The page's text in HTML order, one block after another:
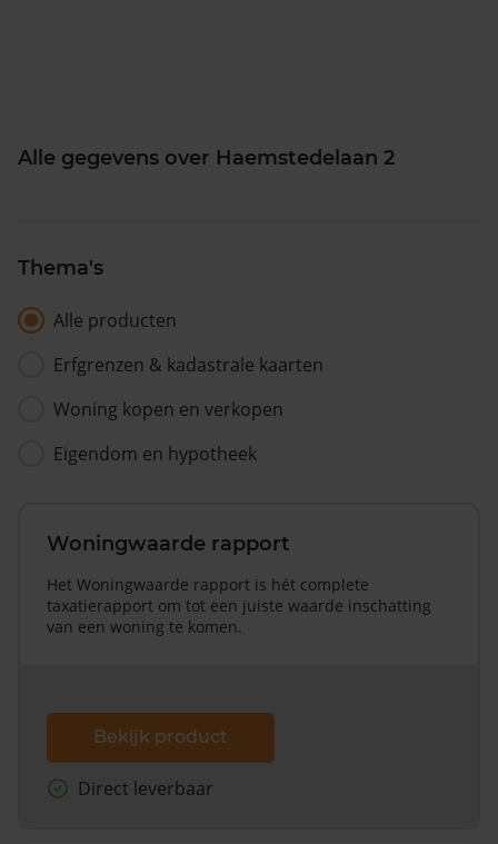
Alle gegevens over Haemstedelaan 2
Thema's
Alle producten
Erfgrenzen & kadastrale kaarten
Woning kopen en verkopen
Eigendom en hypotheek
Woningwaarde rapport
Het Woningwaarde rapport is hét complete
taxatierapport om tot een juiste waarde inschatting
van een woning te komen.
Bekijk product
Direct leverbaar